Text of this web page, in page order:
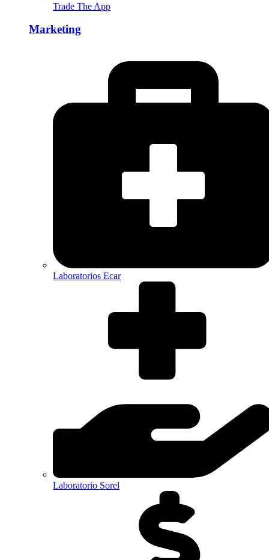
Trade The App
Marketing
Laboratorios Ecar
Laboratorio Sorel